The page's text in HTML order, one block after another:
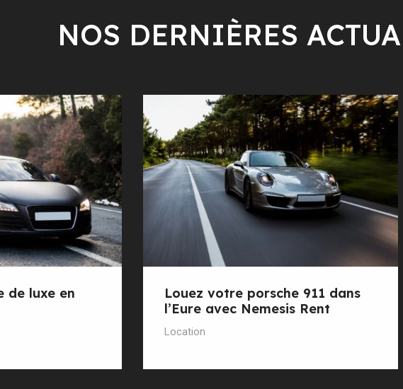
NOS DERNIÈRES
de luxe en
Louez votre porsche 911 dans
l’Eure avec Nemesis Rent
Location